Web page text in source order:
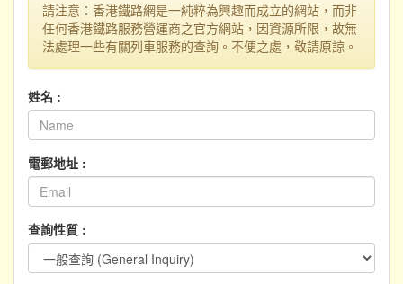
請注意：香港鐵路網是一純粹為興趣而成立的網站，而非
任何香港鐵路服務營運商之官方網站，因資源所限，故無
法處理一些有關列車服務的查詢。不便之處，敬請原諒。
姓名 :
電郵地址 :
查詢性質 :